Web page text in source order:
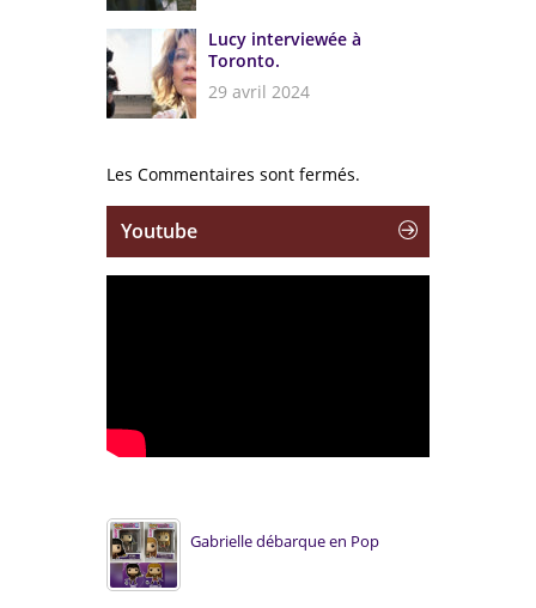
Lucy interviewée à
Toronto.
29 avril 2024
Les Commentaires sont fermés.
Youtube
Gabrielle débarque en Pop